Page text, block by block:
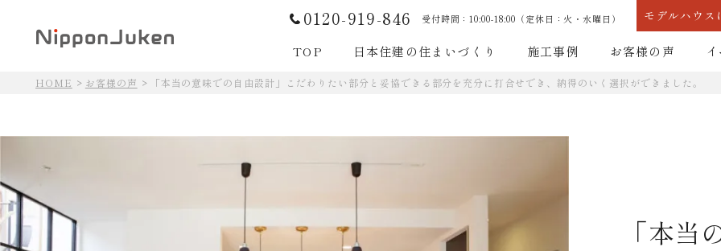
0120-919-846 受付時間：10:00-18:00（定休日：火・水曜日） モデルハウス
TOP 日本住建の住まいづくり
日本住建の住まいづくり 断熱性能
施工事例 お客様の声
HOME お客様の声 「本当の意味での自由設計」こだわりたい部分と妥協できる部分を充分に打合せでき、納得のいく選択ができました。
「本当